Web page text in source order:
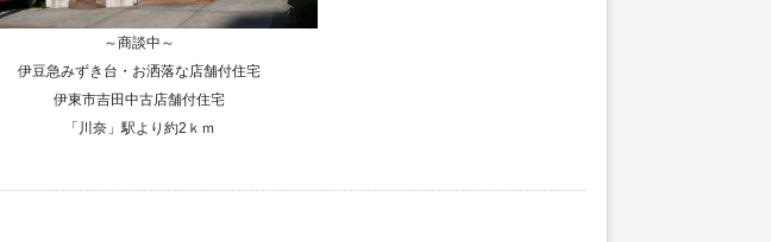
～商談中～
伊豆急みずき台・お洒落な店舗付住宅
伊東市吉田中古店舗付住宅
「川奈」駅より約2ｋｍ